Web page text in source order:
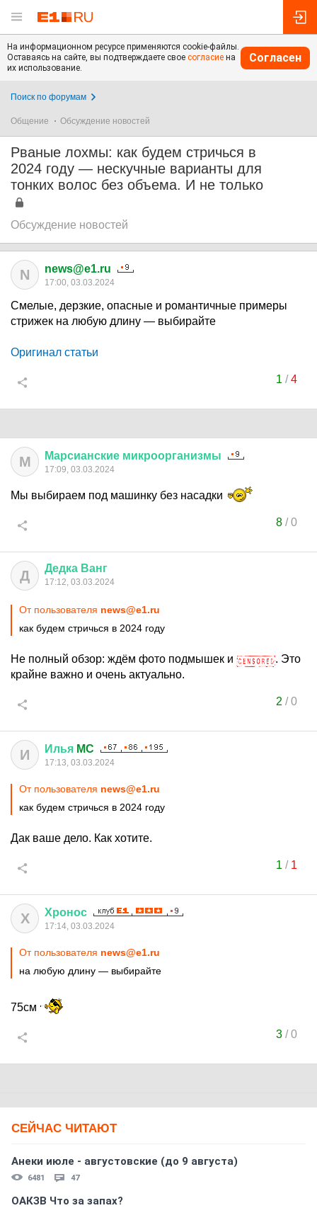
На информационном ресурсе применяются cookie-файлы.
Оставаясь на сайте, вы подтверждаете свое согласие на
их использование.
Согласен
Поиск по форумам
Общение Обсуждение новостей
Рваные лохмы: как будем стричься в
2024 году — нескучные варианты для
тонких волос без объема. И не только
Обсуждение новостей
N news@e1.ru
17:00, 03.03.2024
Смелые, дерзкие, опасные и романтичные примеры
стрижек на любую длину — выбирайте
Оригинал статьи
1 /4
М Марсианские микроорганизмы
17:09, 03.03.2024
Мы выбираем под машинку без насадки
8/0
Д Дедка Ванг
17:12, 03.03.2024
От пользователя news@e1.ru
как будем стричься в 2024 году
Не полный обзор: ждём фото подмышек и
. Это
крайне важно и очень актуально.
2 /0
И Илья MC
17:13, 03.03.2024
От пользователя news@e1.ru
как будем стричься в 2024 году
Дак ваше дело. Как хотите.
1 / 1
Х Хронос
17:14, 03.03.2024
От пользователя news@e1.ru
на любую длину — выбирайте
75см
3/0
СЕЙЧАС ЧИТАЮТ
Анеки июле - августовские (до 9 августа)
6481 47
ОАКЗВ Что за запах?